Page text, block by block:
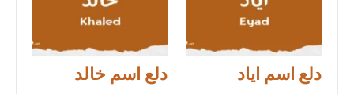
دلع اسم اياد دلع اسم خالد